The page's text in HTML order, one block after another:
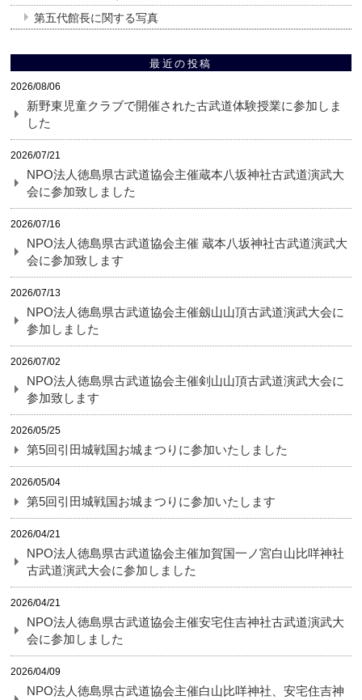
第五代館長に関する写真
最近の投稿
2026/08/06
新野東児童クラブで開催された古武道体験授業に参加しま
した
2026/07/21
NPO法人徳島県古武道協会主催蔵本八坂神社古武道演武大
会に参加致しました
2026/07/16
NPO法人徳島県古武道協会主催 蔵本八坂神社古武道演武大
会に参加致します
2026/07/13
NPO法人徳島県古武道協会主催劔山山頂古武道演武大会に
参加しました
2026/07/02
NPO法人徳島県古武道協会主催剣山山頂古武道演武大会に
参加致します
2026/05/25
第5回引田城戦国お城まつりに参加いたしました
2026/05/04
第5回引田城戦国お城まつりに参加いたします
2026/04/21
NPO法人徳島県古武道協会主催加賀国一ノ宮白山比咩神社
古武道演武大会に参加しました
2026/04/21
NPO法人徳島県古武道協会主催安宅住吉神社古武道演武大
会に参加しました
2026/04/09
NPO法人徳島県古武道協会主催白山比咩神社、安宅住吉神